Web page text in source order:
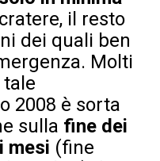
il resto
dei quali ben
Molti
2008 è sorta
sulla fine dei
mesi (fine